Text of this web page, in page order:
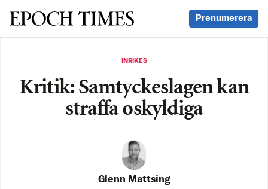
Svenska Epoch Times Prenumerera
INRIKES
Kritik: Samtyckeslagen kan
straffa oskyldiga
Glenn Mattsing